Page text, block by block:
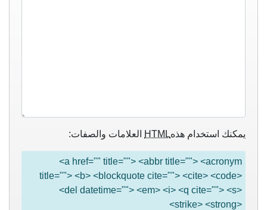
يمكنك استخدام هذهHTML العلامات والصفات:
<a href="" title=""> <abbr title=""> <acronym
title=""> <b> <blockquote cite=""> <cite> <code>
<del datetime=""> <em> <i> <q cite=""> <s>
<strike> <strong>